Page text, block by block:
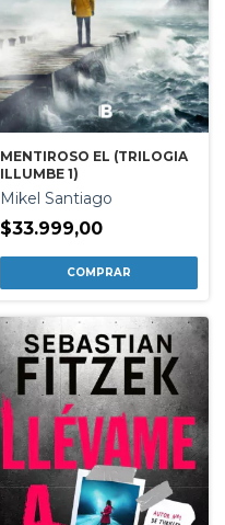
MENTIROSO EL (TRILOGIA
ILLUMBE 1)
Mikel Santiago
$33.999,00